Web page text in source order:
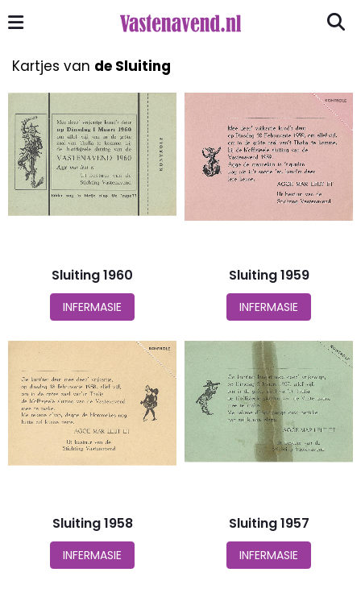
Kartjes van de Sluiting
Sluiting 1960
INFERMASIE
Sluiting 1959
INFERMASIE
Sluiting 1958
INFERMASIE
Sluiting 1957
INFERMASIE